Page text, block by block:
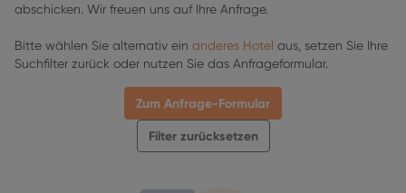
abschicken. Wir freuen uns auf Ihre Anfrage.
Bitte wählen Sie alternativ ein anderes Hotel aus, setzen Sie Ihre
Suchfilter zurück oder nutzen Sie das Anfrageformular.
Filter zurücksetzen
Zum Anfrage-Formular